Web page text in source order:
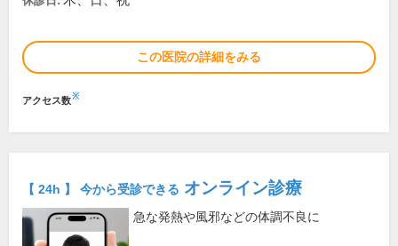
この医院の詳細をみる
アクセス数※
【 24h 】 今から受診できる オンライン診療
急な発熱や風邪などの体調不良に